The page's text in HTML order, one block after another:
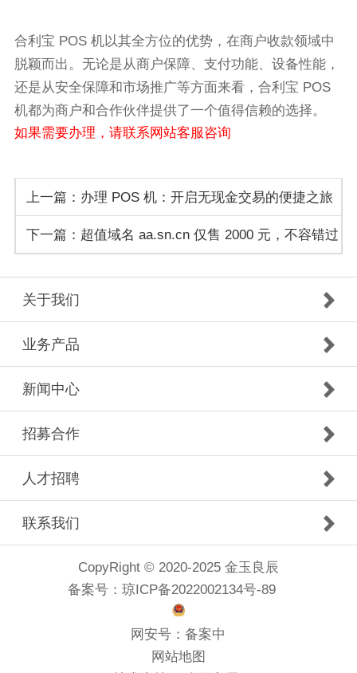
合利宝 POS 机以其全方位的优势，在商户收款领域中
脱颖而出。无论是从商户保障、支付功能、设备性能，
还是从安全保障和市场推广等方面来看，合利宝 POS
机都为商户和合作伙伴提供了一个值得信赖的选择。
如果需要办理，请联系网站客服咨询
上一篇：办理 POS 机：开启无现金交易的便捷之旅
下一篇：超值域名 aa.sn.cn 仅售 2000 元，不容错过
关于我们
业务产品
新闻中心
招募合作
人才招聘
联系我们
CopyRight © 2020-2025 金玉良辰
备案号： 琼ICP备2022002134号-89
网安号：备案中
网站地图